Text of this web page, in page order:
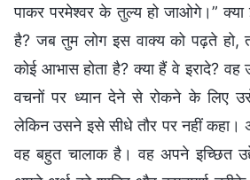
पाकर परमेश्वर के तुल्य हो जाओगे।” क्या
है? जब तुम लोग इस वाक्य को पढ़ते हो,
कोई आभास होता है? क्या हैं वे इरादे?
वचनों पर ध्यान देने से रोकने के लिए
लेकिन उसने इसे सीधे तौर पर नहीं
वह बहुत चालाक है। वह अपने इच्छित